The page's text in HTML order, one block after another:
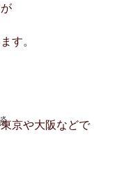
す。
京や大阪などで